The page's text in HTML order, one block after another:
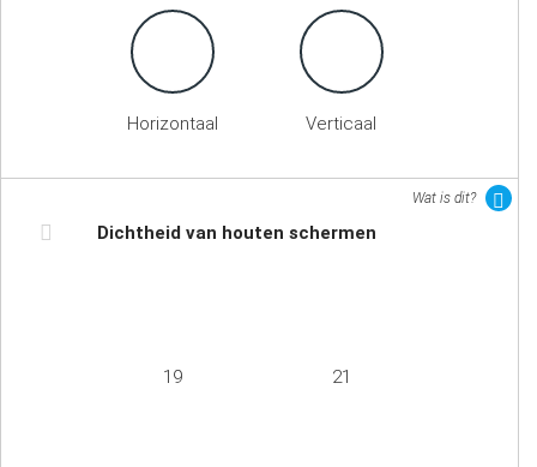
Horizontaal Verticaal
Wat is dit?
Dichtheid van houten schermen
19 21